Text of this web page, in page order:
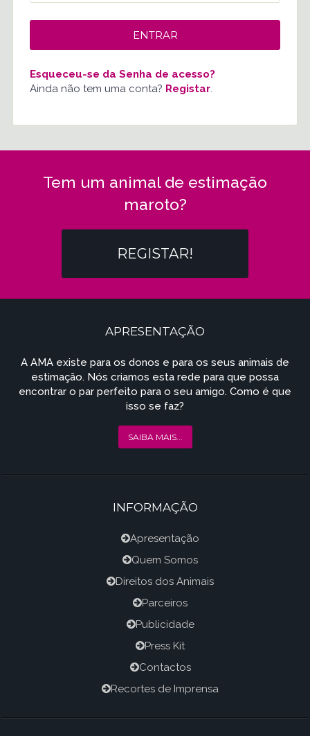
Esqueceu-se da Senha de acesso?
Ainda não tem uma conta? Registar.
Tem um animal de estimação
maroto?
REGISTAR!
APRESENTAÇÃO
A AMA existe para os donos e para os seus animais de
estimação. Nós criamos esta rede para que possa
encontrar o par perfeito para o seu amigo. Como é que
isso se faz?
SAIBA MAIS...
INFORMAÇÃO
Apresentação
Quem Somos
Direitos dos Animais
Parceiros
Publicidade
Press Kit
Contactos
Recortes de Imprensa